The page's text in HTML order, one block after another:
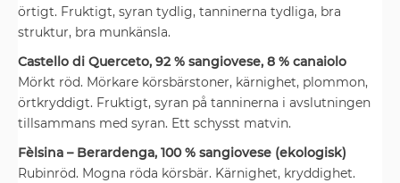
örtigt. Fruktigt, syran tydlig, tanninerna tydliga, bra
struktur, bra munkänsla.
Castello di Querceto, 92 % sangiovese, 8 % canaiolo
Mörkt röd. Mörkare körsbärstoner, kärnighet, plommon,
örtkryddigt. Fruktigt, syran på tanninerna i avslutningen
tillsammans med syran. Ett schysst matvin.
Fèlsina – Berardenga, 100 % sangiovese (ekologisk)
Rubinröd. Mogna röda körsbär. Kärnighet, kryddighet.